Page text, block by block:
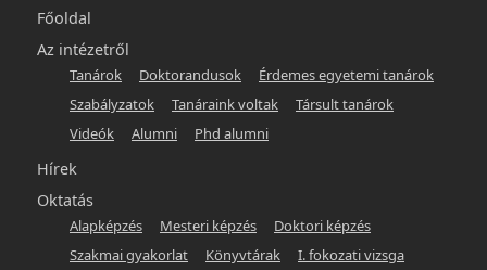
Főmenü
-
hunlit
Főoldal
Az intézetről
Tanárok Doktorandusok
Érdemes egyetemi tanárok
Szabályzatok
Tanáraink voltak
Társult tanárok
Videók
Alumni Phd alumni
Hírek
Oktatás
Alapképzés Mesteri képzés
Doktori képzés
Szakmai gyakorlat
Könyvtárak
I. fokozati vizsga